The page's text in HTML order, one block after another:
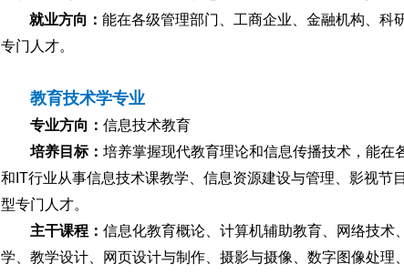
就业方向 ： 能在各级管理部门、工商企业、金融机构、科
专门人才。
教育技术学专业
专业方向： 信息技术教育
培养目标： 培养掌握现代教育理论和信息传播技术，能在
和 IT行业从事信息技术课教学、信息资源建设与管理、影视节
型专门人才。
主干课程： 信息化教育概论、计算机辅助教育、网络技
学、教学设计、网页设计与制作、摄影与摄像、数字图像处理